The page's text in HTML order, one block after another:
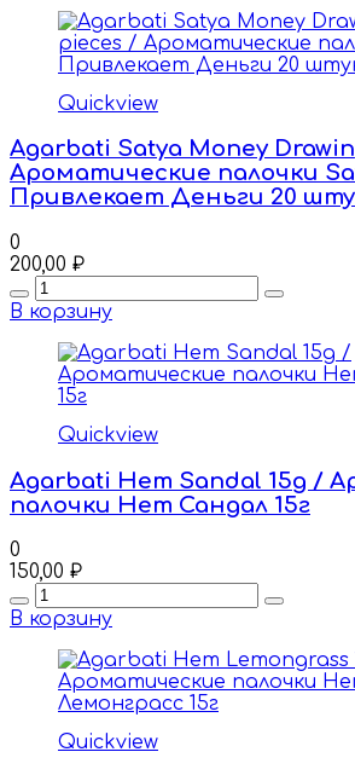
Quickview
Agarbati Satya Money
Ароматические палочки
Привлекает Деньги 20
0
200,00 ₽
Quantity
В корзину
Quickview
Agarbati Hem Sandal 15g /
палочки Hem Сандал 15г
0
150,00 ₽
Quantity
В корзину
Quickview